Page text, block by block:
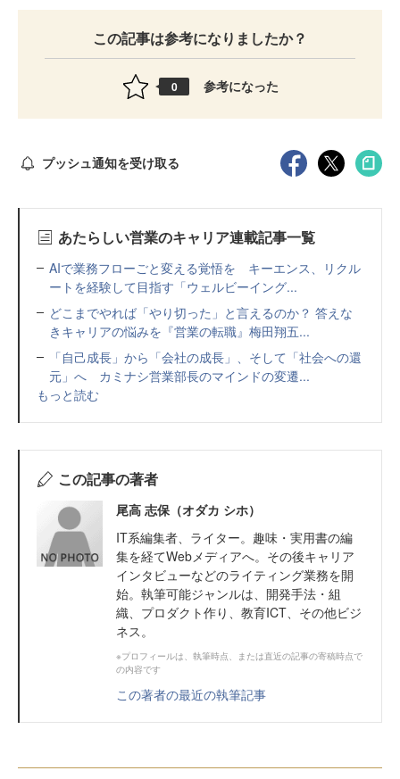
この記事は参考になりましたか？
0 参考になった
プッシュ通知を受け取る
あたらしい営業のキャリア連載記事一覧
AIで業務フローごと変える覚悟を キーエンス、リクル
ートを経験して目指す「ウェルビーイング...
どこまでやれば「やり切った」と言えるのか？ 答えな
きキャリアの悩みを『営業の転職』梅田翔五...
「自己成長」から「会社の成長」、そして「社会への還
元」へ カミナシ営業部長のマインドの変遷...
もっと読む
この記事の著者
尾高 志保（オダカ シホ）
IT系編集者、ライター。趣味・実用書の編
集を経てWebメディアへ。その後キャリア
インタビューなどのライティング業務を開
始。執筆可能ジャンルは、開発手法・組
織、プロダクト作り、教育ICT、その他ビジ
ネス。
※プロフィールは、執筆時点、または直近の記事の寄稿時点で
の内容です
この著者の最近の執筆記事